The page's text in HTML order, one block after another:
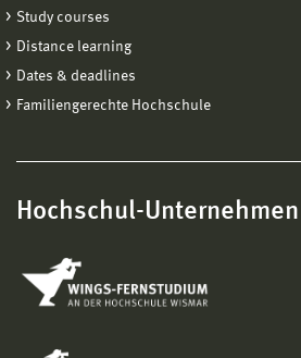
Study courses
Distance learning
Dates & deadlines
Familiengerechte Hochschule
Hochschul-Unternehmen